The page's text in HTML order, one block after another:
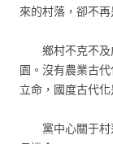
來的村落，卻不
鄉村不克不
園。沒有農業古
立命，國度古代
黨中心關于